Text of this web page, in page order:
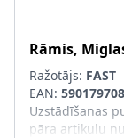
Rāmis,
Ražotājs: FAST
EAN:
Uzstādīšanas
pāra artikulu